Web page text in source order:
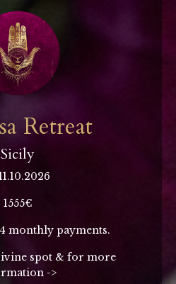
Retreat
Sicily
1555€
monthly payments.
spot & for more
->